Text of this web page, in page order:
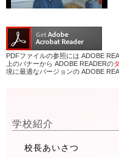
PDFファイルの参照には ADOBE
上のバナーから ADOBE READERの
境に最適なバージョンの ADOBE
学校紹介
校長あいさつ